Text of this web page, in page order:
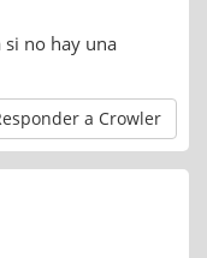
no hay una
a Crowler